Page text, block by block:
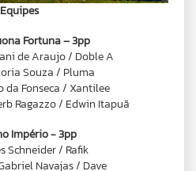
Equipes
Fortuna – 3pp
de Araujo / Doble A
Souza / Pluma
Fonseca / Xantilee
Ragazzo / Edwin Itapuã
Império - 3pp
Schneider / Rafik
Navajas / Dave